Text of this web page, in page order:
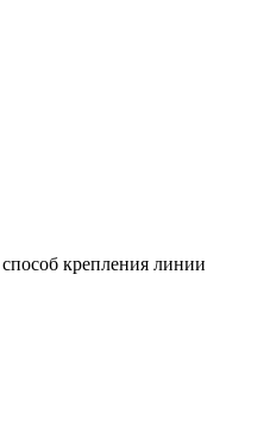
крепления линии